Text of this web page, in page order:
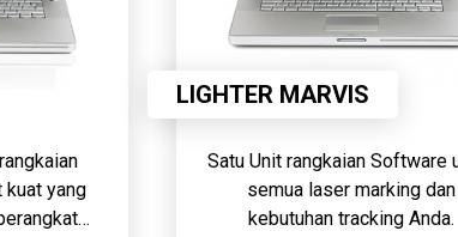
yang
LIGHTER MARVIS
Satu Unit rangkaian Software
semua laser marking dan
kebutuhan tracking Anda.